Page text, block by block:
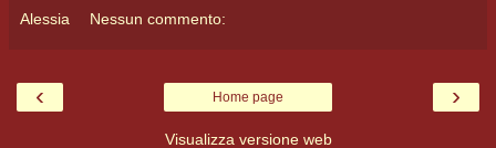
Alessia Nessun commento:
‹ ›
Home page
Visualizza versione web